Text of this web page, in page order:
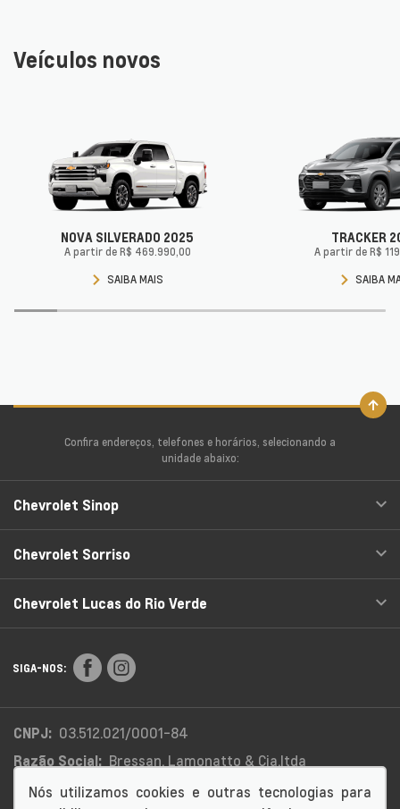
Veículos novos
NOVA SILVERADO 2025
A partir de R$ 469.990,00
SAIBA MAIS
TRACKER
A partir de R$
SAIBA
Confira endereços, telefones e horários, selecionando a
unidade abaixo:
Chevrolet Sinop
Chevrolet Sorriso
Chevrolet Lucas do Rio Verde
SIGA-NOS:
CNPJ: 03.512.021/0001-84
Razão Social: Bressan, Lamonatto & Cia.ltda
Endereço Matriz: Rua Colonizador Enio Pipino, 3333 -
Nós utilizamos cookies e outras tecnologias para